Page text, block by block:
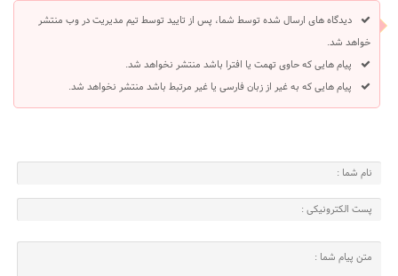
دیدگاه های ارسال شده توسط شما، پس از تایید توسط تیم مدیریت در وب منتشر
خواهد شد.
پیام هایی که حاوی تهمت یا افترا باشد منتشر نخواهد شد.
پیام هایی که به غیر از زبان فارسی یا غیر مرتبط باشد منتشر نخواهد شد.